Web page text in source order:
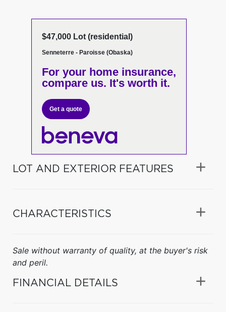
$47,000 Lot (residential)
Senneterre - Paroisse (Obaska)
For your home insurance,
compare us. It's worth it.
Get a quote
LOT AND EXTERIOR FEATURES
CHARACTERISTICS
Sale without warranty of quality, at the buyer's risk
and peril.
FINANCIAL DETAILS